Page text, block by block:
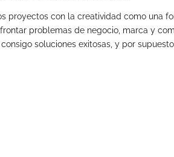
proyectos con la creatividad como una
problemas de negocio, marca y
soluciones exitosas, y por